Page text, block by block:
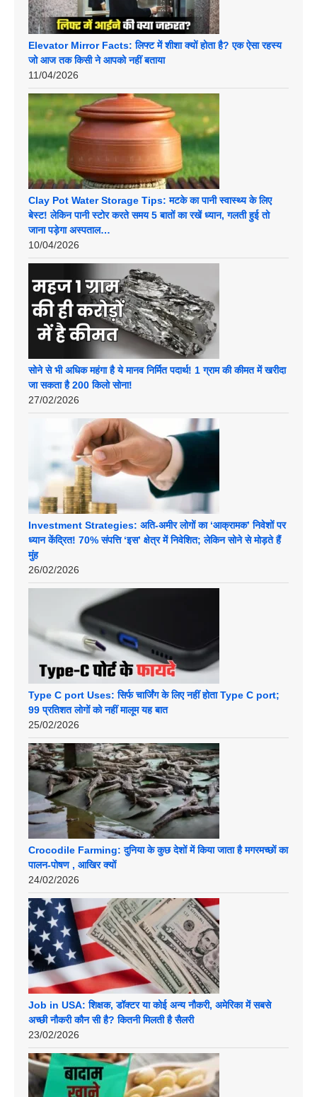
Elevator Mirror Facts: लिफ्ट में शीशा क्यों होता है? एक ऐसा रहस्य
जो आज तक किसी ने आपको नहीं बताया
11/04/2026
Clay Pot Water Storage Tips: मटके का पानी स्वास्थ्य के लिए
बेस्ट! लेकिन पानी स्टोर करते समय 5 बातों का रखें ध्यान, गलती हुई तो
जाना पड़ेगा अस्पताल…
10/04/2026
सोने से भी अधिक महंगा है ये मानव निर्मित पदार्थ! 1 ग्राम की कीमत में खरीदा
जा सकता है 200 किलो सोना!
27/02/2026
Investment Strategies: अति-अमीर लोगों का ‘आक्रामक’ निवेशों पर
ध्यान केंद्रित! 70% संपत्ति ‘इस’ क्षेत्र में निवेशित; लेकिन सोने से मोड़ते हैं
मुंह
26/02/2026
Type C port Uses: सिर्फ चार्जिंग के लिए नहीं होता Type C port;
99 प्रतिशत लोगों को नहीं मालूम यह बात
25/02/2026
Crocodile Farming: दुनिया के कुछ देशों में किया जाता है मगरमच्छों का
पालन-पोषण , आखिर क्यों
24/02/2026
Job in USA: शिक्षक, डॉक्टर या कोई अन्य नौकरी, अमेरिका में सबसे
अच्छी नौकरी कौन सी है? कितनी मिलती है सैलरी
23/02/2026